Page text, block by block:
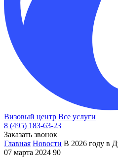
Визовый центр Все услуги
8 (495) 183-63-23
Заказать звонок
Главная Новости В 2026 году в
07 марта 2024 90